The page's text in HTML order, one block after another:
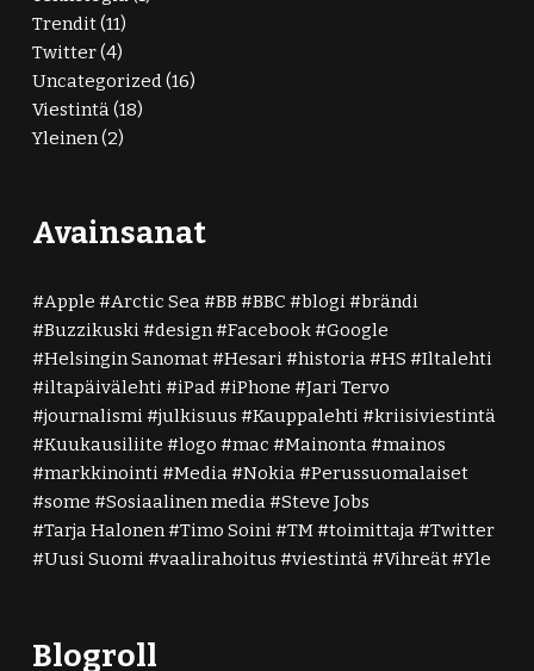
Trendit(11)
Twitter(4)
Uncategorized(16)
Viestintä(18)
Yleinen(2)
Avainsanat
Apple Arctic Sea BB BBC blogi
brändi
Buzzikuski
design Facebook
Google
Helsingin Sanomat
Hesari historia HS
Iltalehti
iltapäivälehti
iPad iPhone
Jari Tervo
journalismi
julkisuus Kauppalehti
kriisiviestintä
Kuukausiliite
logo mac Mainonta
mainos
markkinointi
Media Nokia
Perussuomalaiset
some
Sosiaalinen media
Steve Jobs
Tarja Halonen
Timo Soini TM toimittaja
Twitter
Uusi Suomi
vaalirahoitus viestintä Vihreät Yle
Blogroll